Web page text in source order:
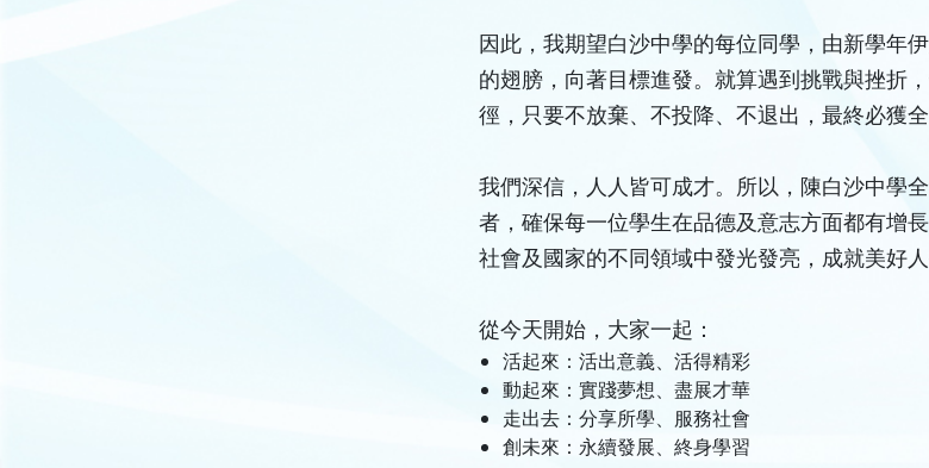
因此，我期望白沙中學的每位同學，由新學年
的翅膀，向著目標進發。就算遇到挑戰與挫折
徑，只要不放棄、不投降、不退出，最終必獲全
我們深信，人人皆可成才。所以，陳白沙中學
者，確保每一位學生在品德及意志方面都有增
社會及國家的不同領域中發光發亮，成就美好人
從今天開始，大家一起：
活起來：活出意義、活得精彩
動起來：實踐夢想、盡展才華
走出去：分享所學、服務社會
創未來：永續發展、終身學習